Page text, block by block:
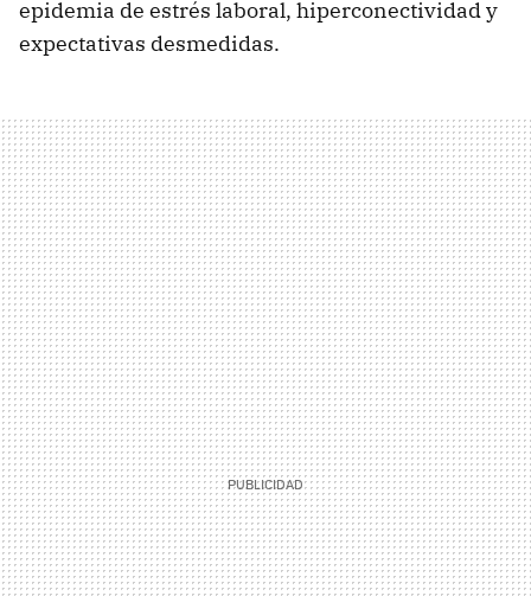
epidemia de estrés laboral, hiperconectividad y
expectativas desmedidas.